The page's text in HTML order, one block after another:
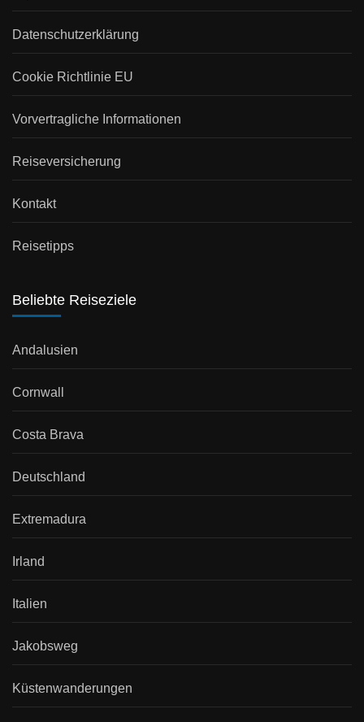
Datenschutzerklärung
Cookie Richtlinie EU
Vorvertragliche Informationen
Reiseversicherung
Kontakt
Reisetipps
Beliebte Reiseziele
Andalusien
Cornwall
Costa Brava
Deutschland
Extremadura
Irland
Italien
Jakobsweg
Küstenwanderungen